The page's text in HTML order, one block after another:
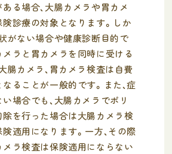
る場合、大腸カメラや胃カメ
険診療の対象となります。しか
状がない場合や健康診断目的で
メラと胃カメラを同時に受ける
腸カメラ、胃カメラ検査は自費
ることが一般的です。また、症
場合でも、大腸カメラでポリ
除を行った場合は大腸カメラ検
適用になります。一方、その際
メラ検査は保険適用にならない